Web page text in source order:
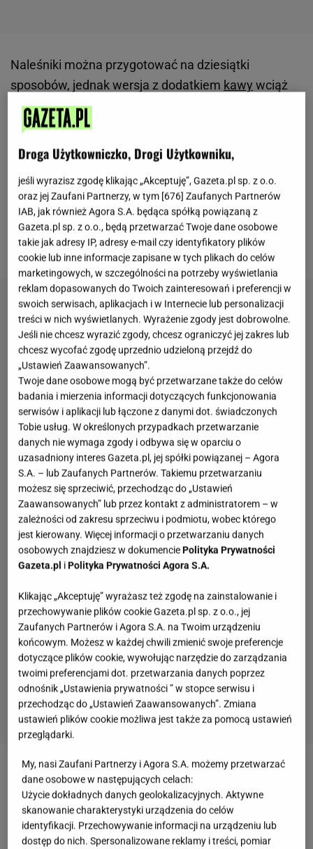
Naleśniki można przygotować na dziesiątki
sposobów, jednak wersja z dodatkiem kawy wciąż
pozostaje mało znana.
że ciasto doskonale łączy się z kremowymi
dodatkami i świeżymi owocami.Kawowe
nie wymagają drogich produktów ani
skomplikowanych technik. Wystarczy kilka minut
pracy, aby na talerzu pojawiło się coś, co wygląda i
smakuje jakdeserz dobrej kawiarni. To przepis,
który warto zachować na każdą porę roku.
Zobacz wideoPistacjowe naleśniki na maślance.
Lepszych ze świecą szukać
Kawowe naleśniki zachwycają subtelnym aromatem
Droga Użytkowniczko, Drogi Użytkowniku,
jeśli wyrazisz zgodę klikając „Akceptuję”, Gazeta.pl sp. z o.o.
oraz jej Zaufani Partnerzy, w tym [676] Zaufanych Partnerów
IAB, jak również Agora S.A. będąca spółką powiązaną z
Gazeta.pl sp. z o.o., będą przetwarzać Twoje dane osobowe
takie jak adresy IP, adresy e-mail czy identyfikatory plików
cookie lub inne informacje zapisane w tych plikach do celów
marketingowych, w szczególności na potrzeby wyświetlania
reklam dopasowanych do Twoich zainteresowań i preferencji w
swoich serwisach, aplikacjach i w Internecie lub personalizacji
treści w nich wyświetlanych. Wyrażenie zgody jest dobrowolne.
Jeśli nie chcesz wyrazić zgody, chcesz ograniczyć jej zakres lub
chcesz wycofać zgodę uprzednio udzieloną przejdź do
„Ustawień Zaawansowanych”.
Twoje dane osobowe mogą być przetwarzane także do celów
badania i mierzenia informacji dotyczących funkcjonowania
serwisów i aplikacji lub łączone z danymi dot. świadczonych
Tobie usług. W określonych przypadkach przetwarzanie
danych nie wymaga zgody i odbywa się w oparciu o
uzasadniony interes Gazeta.pl, jej spółki powiązanej – Agora
S.A. – lub Zaufanych Partnerów. Takiemu przetwarzaniu
możesz się sprzeciwić, przechodząc do „Ustawień
Zaawansowanych” lub przez kontakt z administratorem – w
zależności od zakresu sprzeciwu i podmiotu, wobec którego
jest kierowany. Więcej informacji o przetwarzaniu danych
osobowych znajdziesz w dokumenciePolityka Prywatności
Gazeta.pl iPolityka Prywatności Agora S.A.
Klikając „Akceptuję” wyrażasz też zgodę na zainstalowanie i
przechowywanie plików cookie Gazeta.pl sp. z o.o., jej
Zaufanych Partnerów i Agora S.A. na Twoim urządzeniu
końcowym. Możesz w każdej chwili zmienić swoje preferencje
dotyczące plików cookie, wywołując narzędzie do zarządzania
twoimi preferencjami dot. przetwarzania danych poprzez
odnośnik „Ustawienia prywatności ” w stopce serwisu i
przechodząc do „Ustawień Zaawansowanych”. Zmiana
ustawień plików cookie możliwa jest także za pomocą ustawień
przeglądarki.
My, nasi Zaufani Partnerzy i Agora S.A. możemy przetwarzać
dane osobowe w następujących celach:
Użycie dokładnych danych geolokalizacyjnych. Aktywne
skanowanie charakterystyki urządzenia do celów
identyfikacji. Przechowywanie informacji na urządzeniu lub
dostęp do nich. Spersonalizowane reklamy i treści, pomiar